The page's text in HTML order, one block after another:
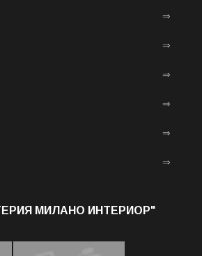
⇒
⇒
⇒
⇒
⇒
⇒
МИЛАНО ИНТЕРИОР"